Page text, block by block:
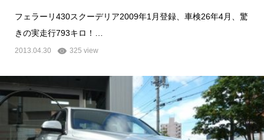
フェラーリ430スクーデリア2009年1月登録、車検26年4月、驚
きの実走行793キロ！…
2013.04.30 325 view